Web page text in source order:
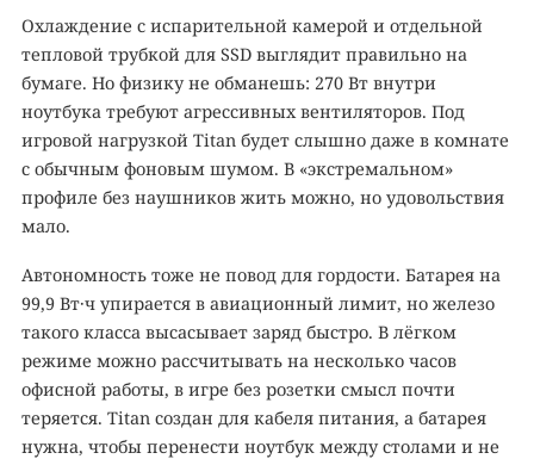
Охлаждение с испарительной камерой и отдельной
тепловой трубкой для SSD выглядит правильно на
бумаге. Но физику не обманешь: 270 Вт внутри
ноутбука требуют агрессивных вентиляторов. Под
игровой нагрузкой Titan будет слышно даже в комнате
с обычным фоновым шумом. В «экстремальном»
профиле без наушников жить можно, но удовольствия
мало.
Автономность тоже не повод для гордости. Батарея на
99,9 Вт·ч упирается в авиационный лимит, но железо
такого класса высасывает заряд быстро. В лёгком
режиме можно рассчитывать на несколько часов
офисной работы, в игре без розетки смысл почти
теряется. Titan создан для кабеля питания, а батарея
нужна, чтобы перенести ноутбук между столами и не